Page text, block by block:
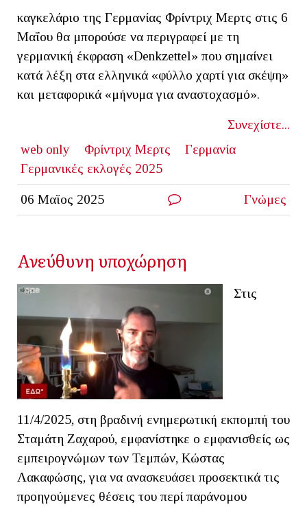
καγκελάριο της Γερμανίας Φρίντριχ Μερτς στις 6
Μαΐου θα μπορούσε να περιγραφεί με τη
γερμανική έκφραση «Denkzettel» που σημαίνει
κατά λέξη στα ελληνικά «φύλλο χαρτί για σκέψη»
και μεταφορικά «μήνυμα για αναστοχασμό».
Συνεχίστε...
web only
Φρίντριχ Μερτς
Γερμανία
Γερμανικές εκλογές 2025
06 Μαϊος 2025 Γνώμες
Ανεύθυνη υποχώρηση
Στις
11/4/2025, στη βραδινή ενημερωτική εκπομπή του
Σταμάτη Ζαχαρού, εμφανίστηκε ο εμφανισθείς ως
εμπειρογνώμων των Τεμπών, Κώστας
Λακαφώσης, για να ανασκευάσει προσεκτικά τις
προηγούμενες θέσεις του περί παράνομου